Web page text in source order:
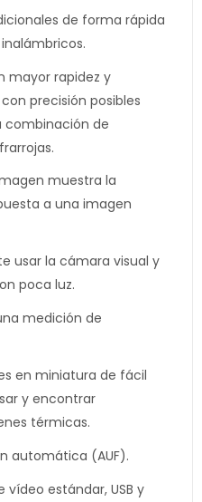
de forma rápida
mayor rapidez y
precisión posibles
combinación de
muestra la
a una imagen
usar la cámara visual y
poca luz.
medición de
en miniatura de fácil
y encontrar
térmicas.
automática (AUF).
vídeo estándar, USB y